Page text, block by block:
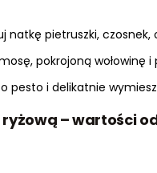
natkę pietruszki,
pokrojoną wołowinę i
pesto i delikatnie
– wartości